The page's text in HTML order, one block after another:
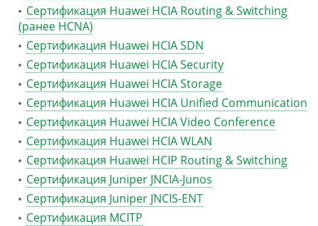
Сертификация Huawei HCIA Routing & Switching
(ранее HCNA)
Сертификация Huawei HCIA SDN
Сертификация Huawei HCIA Security
Сертификация Huawei HCIA Storage
Сертификация Huawei HCIA Unified Communication
Сертификация Huawei HCIA Video Conference
Сертификация Huawei HCIA WLAN
Сертификация Huawei HCIP Routing & Switching
Сертификация Juniper JNCIA-Junos
Сертификация Juniper JNCIS-ENT
Сертификация MCITP